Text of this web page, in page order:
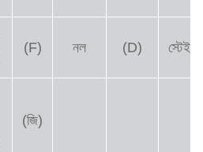
(F) নল (D)
(জি)